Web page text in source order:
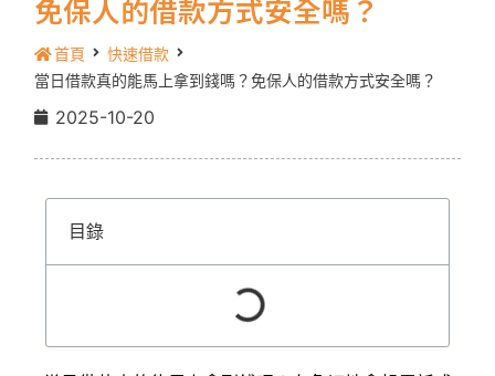
免保人的借款方式安全嗎？
首頁
快速借款
當日借款真的能馬上拿到錢嗎？免保人的借款方式安全嗎？
2025-10-20
目錄